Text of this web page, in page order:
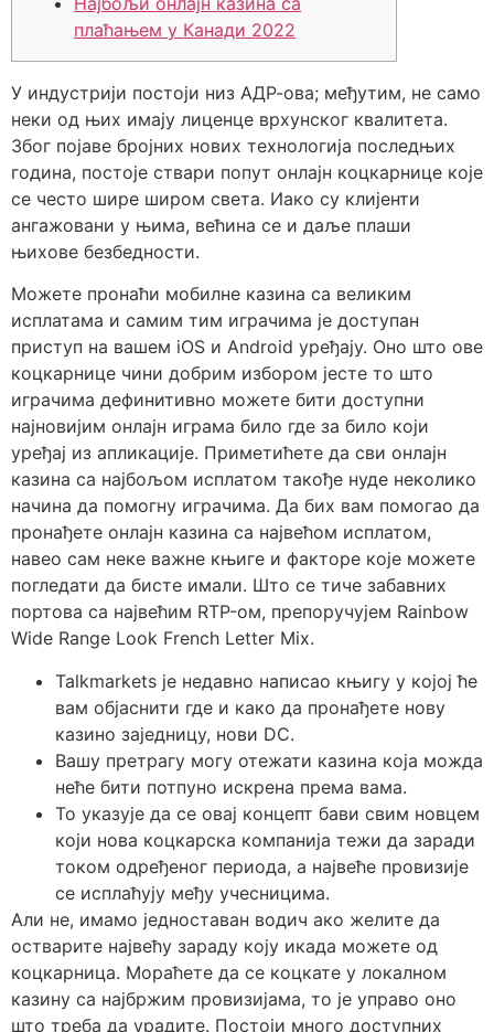
плаћањем у Канади 2022
У индустрији постоји низ АДР-ова; међутим, не само
неки од њих имају лиценце врхунског квалитета.
Због појаве бројних нових технологија последњих
година, постоје ствари попут онлајн коцкарнице које
се често шире широм света. Иако су клијенти
ангажовани у њима, већина се и даље плаши
њихове безбедности.
Можете пронаћи мобилне казина са великим
исплатама и самим тим играчима је доступан
приступ на вашем iOS и Android уређају. Оно што ове
коцкарнице чини добрим избором јесте то што
играчима дефинитивно можете бити доступни
најновијим онлајн играма било где за било који
уређај из апликације. Приметићете да сви онлајн
казина са најбољом исплатом такође нуде неколико
начина да помогну играчима. Да бих вам помогао да
пронађете онлајн казина са највећом исплатом,
навео сам неке важне књиге и факторе које можете
погледати да бисте имали. Што се тиче забавних
портова са највећим RTP-ом, препоручујем Rainbow
Wide Range Look French Letter Mix.
Talkmarkets је недавно написао књигу у којој ће
вам објаснити где и како да пронађете нову
казино заједницу, нови DC.
Вашу претрагу могу отежати казина која можда
неће бити потпуно искрена према вама.
То указује да се овај концепт бави свим новцем
који нова коцкарска компанија тежи да заради
током одређеног периода, а највеће провизије
се исплаћују међу учесницима.
Али не, имамо једноставан водич ако желите да
остварите највећу зараду коју икада можете од
коцкарница. Мораћете да се коцкате у локалном
казину са најбржим провизијама, то је управо оно
што треба да урадите. Постоји много доступних